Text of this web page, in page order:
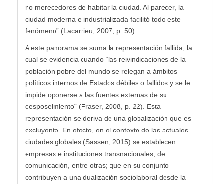
no merecedores de habitar la ciudad. Al parecer, la
ciudad moderna e industrializada facilitó todo este
fenómeno” (Lacarrieu, 2007, p. 50).
A este panorama se suma la representación fallida, la
cual se evidencia cuando “las reivindicaciones de la
población pobre del mundo se relegan a ámbitos
políticos internos de Estados débiles o fallidos y se le
impide oponerse a las fuentes externas de su
desposeimiento” (Fraser, 2008, p. 22). Esta
representación se deriva de una globalización que es
excluyente. En efecto, en el contexto de las actuales
ciudades globales (Sassen, 2015) se establecen
empresas e instituciones transnacionales, de
comunicación, entre otras; que en su conjunto
contribuyen a una dualización sociolaboral desde la